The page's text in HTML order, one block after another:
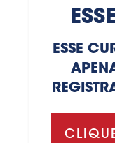
ESSE